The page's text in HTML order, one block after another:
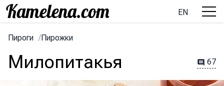
EN
Пироги /Пирожки
Милопитакья 67